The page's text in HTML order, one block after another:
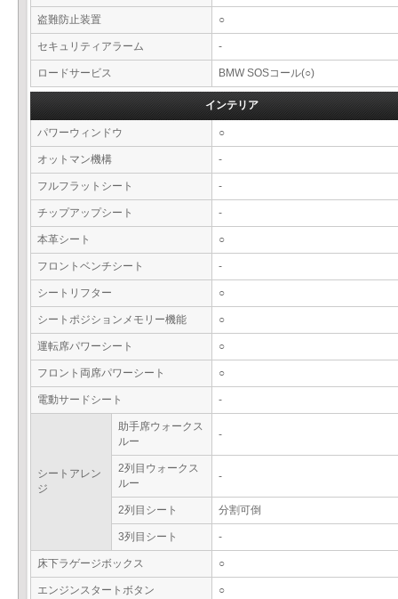
盗難防止装置 ○
セキュリティアラーム -
ロードサービス BMW SOSコール(○)
インテリア
パワーウィンドウ ○
オットマン機構 -
フルフラットシート -
チップアップシート -
本革シート ○
フロントベンチシート -
シートリフター ○
シートポジションメモリー機能 ○
運転席パワーシート ○
フロント両席パワーシート ○
電動サードシート -
シートアレン
ジ
助手席ウォークス
ルー
-
2列目ウォークス
ルー
-
2列目シート 分割可倒
3列目シート -
床下ラゲージボックス ○
エンジンスタートボタン ○